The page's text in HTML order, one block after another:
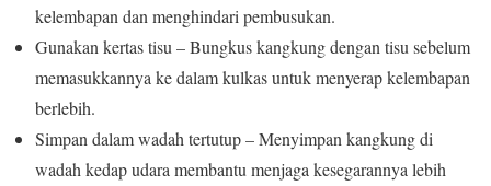
kelembapan dan menghindari pembusukan.
Gunakan kertas tisu – Bungkus kangkung dengan tisu sebelum
memasukkannya ke dalam kulkas untuk menyerap kelembapan
berlebih.
Simpan dalam wadah tertutup – Menyimpan kangkung di
wadah kedap udara membantu menjaga kesegarannya lebih